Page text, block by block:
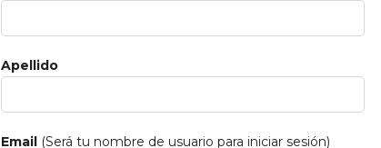
Apellido
Email (Será tu nombre de usuario para iniciar sesión)